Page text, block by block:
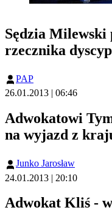
Sędzia Milewski
rzecznika
PAP
26.01.2013 | 06:46
Adwokatowi
na wyjazd z
Junko Jarosław
24.01.2013 | 20:10
Adwokat Kliś -